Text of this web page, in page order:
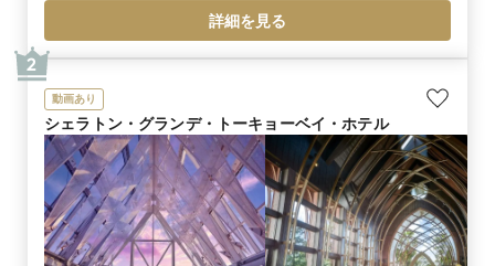
選びました。結婚式を挙げると決めてから半年間、
プランナーと各担当スタッフとの打ち合わせを重ね
で、いつも丁寧に対応していただき、親身に相談に
も乗ってくださり感謝の気持ちでいっぱいです。 理
想を形にし、たくさん夢を叶えていただきました！
ファーストリゾートでの結婚式は私たちにとって一
生忘れられない良い思い出になりました！
詳細を見る
動画あり
シェラトン・グランデ・トーキョーベイ・ホテル
2